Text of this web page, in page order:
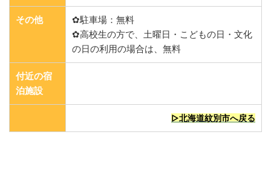
その他
✿駐車場：無料
✿高校生の方で、土曜日・こどもの日・文化
の日の利用の場合は、無料
付近の宿
泊施設
▷北海道紋別市へ戻る